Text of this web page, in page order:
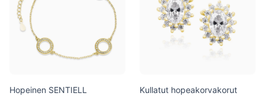
Hopeinen SENTIELL
Kullatut hopeakorvakorut